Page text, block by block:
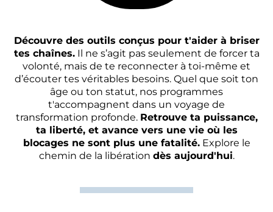
Découvre des outils conçus pour t'aider à briser
tes chaînes.Il ne s’agit pas seulement de forcer ta
volonté, mais de te reconnecter à toi-même et
d’écouter tes véritables besoins. Quel que soit ton
âge ou ton statut, nos programmes
t'accompagnent dans un voyage de
transformation profonde. Retrouve ta puissance,
ta liberté, et avance vers une vie où les
blocages ne sont plus une fatalité.Explore le
chemin de la libération dès aujourd'hui.